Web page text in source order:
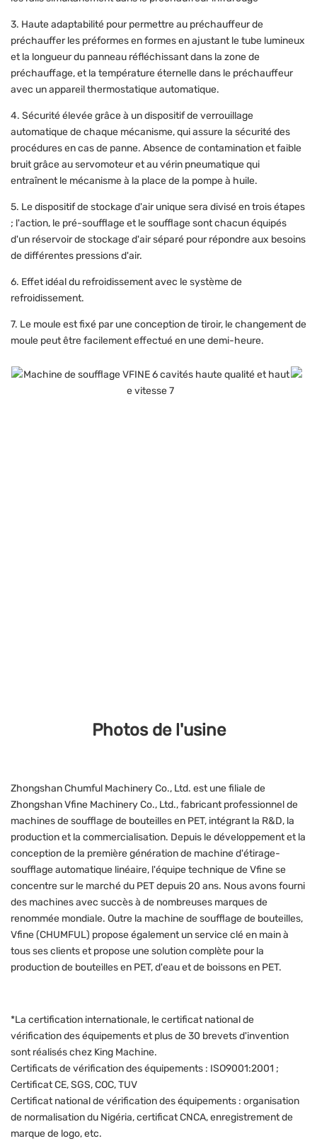
3. Haute adaptabilité pour permettre au préchauffeur de
préchauffer les préformes en formes en ajustant le tube lumineux
et la longueur du panneau réfléchissant dans la zone de
préchauffage, et la température éternelle dans le préchauffeur
avec un appareil thermostatique automatique.
4. Sécurité élevée grâce à un dispositif de verrouillage
automatique de chaque mécanisme, qui assure la sécurité des
procédures en cas de panne. Absence de contamination et faible
bruit grâce au servomoteur et au vérin pneumatique qui
entraînent le mécanisme à la place de la pompe à huile.
5. Le dispositif de stockage d'air unique sera divisé en trois étapes
; l'action, le pré-soufflage et le soufflage sont chacun équipés
d'un réservoir de stockage d'air séparé pour répondre aux besoins
de différentes pressions d'air.
6. Effet idéal du refroidissement avec le système de
refroidissement.
7. Le moule est fixé par une conception de tiroir, le changement de
moule peut être facilement effectué en une demi-heure.
Photos de l'usine
Zhongshan Chumful Machinery Co., Ltd. est une filiale de
Zhongshan Vfine Machinery Co., Ltd., fabricant professionnel de
machines de soufflage de bouteilles en PET, intégrant la R&D, la
production et la commercialisation. Depuis le développement et la
conception de la première génération de machine d'étirage-
soufflage automatique linéaire, l'équipe technique de Vfine se
concentre sur le marché du PET depuis 20 ans. Nous avons fourni
des machines avec succès à de nombreuses marques de
renommée mondiale. Outre la machine de soufflage de bouteilles,
Vfine (CHUMFUL) propose également un service clé en main à
tous ses clients et propose une solution complète pour la
production de bouteilles en PET, d'eau et de boissons en PET.
*La certification internationale, le certificat national de
vérification des équipements et plus de 30 brevets d'invention
sont réalisés chez King Machine.
Certificats de vérification des équipements : ISO9001:2001 ;
Certificat CE, SGS, COC, TUV
Certificat national de vérification des équipements : organisation
de normalisation du Nigéria, certificat CNCA, enregistrement de
marque de logo, etc.